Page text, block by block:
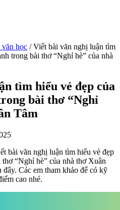
học /Viết bài văn nghị luận tìm
trong bài thơ “Nghỉ hè” của nhà
tìm hiểu vẻ đẹp của
bài thơ “Nghỉ
Tâm
bài văn nghị luận tìm hiểu vẻ đẹp
“Nghỉ hè” của nhà thơ Xuân
Các em tham khảo để có kỹ
cao nhé.